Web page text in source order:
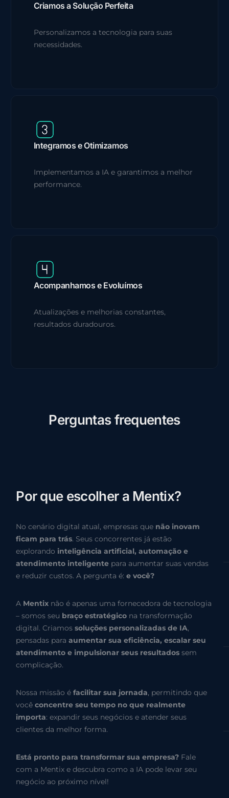
Criamos a Solução Perfeita
Personalizamos a tecnologia para suas
necessidades.
Integramos e Otimizamos
Implementamos a IA e garantimos a melhor
performance.
Acompanhamos e Evoluímos
Atualizações e melhorias constantes,
resultados duradouros.
Perguntas frequentes
Por que escolher a Mentix?
No cenário digital atual, empresas que não inovam
ficam para trás. Seus concorrentes já estão
explorando inteligência artificial, automação e
atendimento inteligente para aumentar suas vendas
e reduzir custos. A pergunta é:e você?
A Mentix não é apenas uma fornecedora de tecnologia
– somos seu braço estratégico na transformação
digital. Criamossoluções personalizadas de IA,
pensadas paraaumentar sua eficiência, escalar seu
atendimento e impulsionar seus resultados sem
complicação.
Nossa missão éfacilitar sua jornada, permitindo que
vocêconcentre seu tempo no que realmente
importa: expandir seus negócios e atender seus
clientes da melhor forma.
Está pronto para transformar sua empresa? Fale
com a Mentix e descubra como a IA pode levar seu
negócio ao próximo nível!